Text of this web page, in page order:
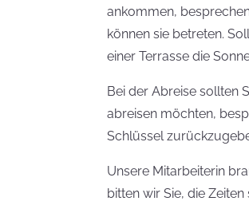
ankommen,
können sie betreten.
einer Terrasse die
Bei der Abreise sollten
abreisen möchten,
Schlüssel
Unsere Mitarbeiterin
bitten wir Sie, die